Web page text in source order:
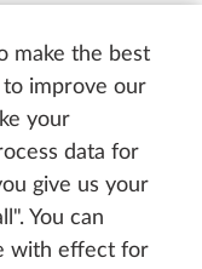
make the best
to improve our
your
data for
give us your
You can
with effect for